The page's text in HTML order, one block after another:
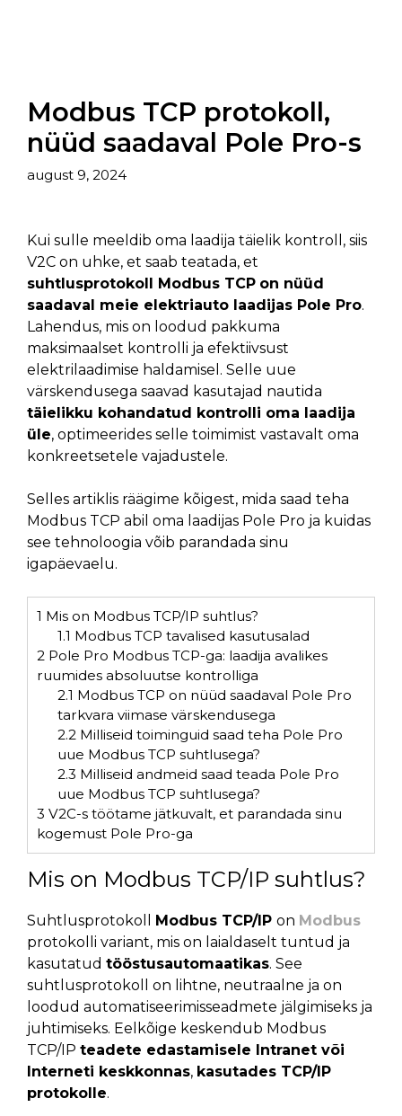
Modbus TCP protokoll,
nüüd saadaval Pole Pro-s
august 9, 2024
Kui sulle meeldib oma laadija täielik kontroll, siis
V2C on uhke, et saab teatada, et
suhtlusprotokoll Modbus TCP on nüüd
saadaval meie elektriauto laadijas Pole Pro.
Lahendus, mis on loodud pakkuma
maksimaalset kontrolli ja efektiivsust
elektrilaadimise haldamisel. Selle uue
värskendusega saavad kasutajad nautida
täielikku kohandatud kontrolli oma laadija
üle, optimeerides selle toimimist vastavalt oma
konkreetsetele vajadustele.
Selles artiklis räägime kõigest, mida saad teha
Modbus TCP abil oma laadijas Pole Pro ja kuidas
see tehnoloogia võib parandada sinu
igapäevaelu.
1 Mis on Modbus TCP/IP suhtlus?
1.1 Modbus TCP tavalised kasutusalad
2 Pole Pro Modbus TCP-ga: laadija avalikes
ruumides absoluutse kontrolliga
2.1 Modbus TCP on nüüd saadaval Pole Pro
tarkvara viimase värskendusega
2.2Milliseid toiminguid saad teha Pole Pro
uue Modbus TCP suhtlusega?
2.3 Milliseid andmeid saad teada Pole Pro
uue Modbus TCP suhtlusega?
3 V2C-s töötame jätkuvalt, et parandada sinu
kogemust Pole Pro-ga
Mis on Modbus TCP/IP suhtlus?
Suhtlusprotokoll Modbus TCP/IP on Modbus
protokolli variant, mis on laialdaselt tuntud ja
kasutatud tööstusautomaatikas. See
suhtlusprotokoll on lihtne, neutraalne ja on
loodud automatiseerimisseadmete jälgimiseks ja
juhtimiseks. Eelkõige keskendub Modbus
TCP/IP teadete edastamisele Intranet või
Interneti keskkonnas, kasutades TCP/IP
protokolle.